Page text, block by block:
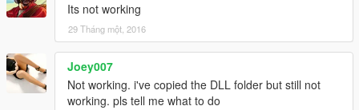
Its not working
29 Tháng một, 2016
Joey007
Not working. i've copied the DLL folder but still not
working. pls tell me what to do